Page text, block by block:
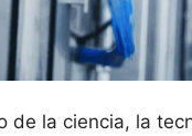
de la ciencia, la